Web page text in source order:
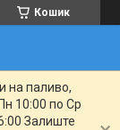
Кошик
на паливо,
10:00 по Ср
Залиште